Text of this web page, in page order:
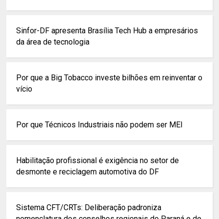
Sinfor-DF apresenta Brasília Tech Hub a empresários
da área de tecnologia
Por que a Big Tobacco investe bilhões em reinventar o
vício
Por que Técnicos Industriais não podem ser MEI
Habilitação profissional é exigência no setor de
desmonte e reciclagem automotiva do DF
Sistema CFT/CRTs: Deliberação padroniza